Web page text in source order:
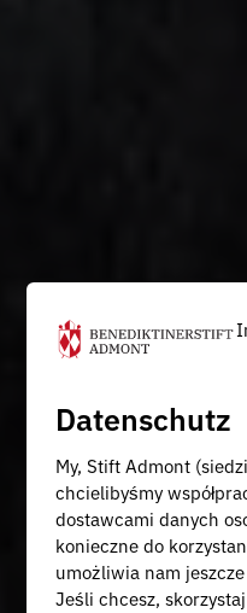
Datenschutz
My, Stift Admont
chcielibyśmy
dostawcami danych
konieczne do
umożliwia nam
Jeśli chcesz,